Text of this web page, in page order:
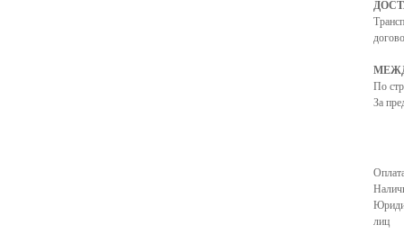
По
За
лиц